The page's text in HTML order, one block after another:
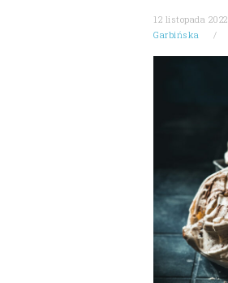
12 listopada 2022
Garbińska